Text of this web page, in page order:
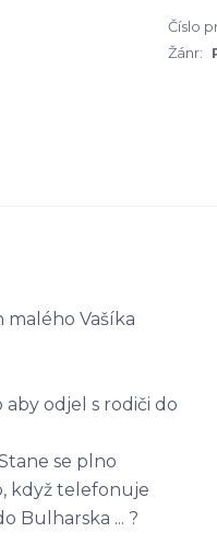
Číslo
Žánr:
Vašíka
odjel s rodiči do
se plno
když telefonuje
Bulharska ... ?